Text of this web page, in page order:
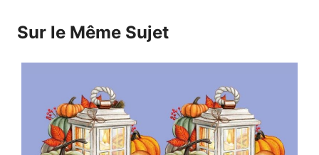
Sur le Même Sujet